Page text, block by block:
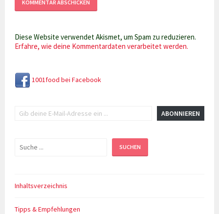
Diese Website verwendet Akismet, um Spam zu reduzieren.
Erfahre, wie deine Kommentardaten verarbeitet werden.
1001food bei Facebook
ABONNIEREN
Suchen SUCHEN
Inhaltsverzeichnis
Tipps & Empfehlungen